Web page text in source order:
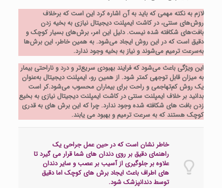
لازم به نکته مهمی که باید به آن اشاره کرد این است که برخلاف
روش‌های سنتی، در کاشت ایمپلنت دیجیتال نیازی به بخیه زدن
بافت‌های شکافته شده نیست. دلیل این امر، برش‌های بسیار کوچک و
دقیق است که در این روش ایجاد می‌شود. به همین خاطر، این برش‌ها
به‌سرعت ترمیم می‌شوند و نیاز به بخیه وجود ندارد.
این ویژگی باعث می‌شود که فرایند بهبودی سریع‌تر و درد و ناراحتی بیمار
به میزان قابل توجهی کمتر شود. از همین رو، ایمپلنت دیجیتال به‌عنوان
یک روش کم‌تهاجمی و راحت برای بیماران محسوب می‌شود.کر است
بدانید بر خلاف ایمپلنت سنتی در کاشت ایمپلنت دیجیتال نیازی به بخیع
زدن بافت های شکافته شده وجود ندارد. چرا که این برش های به قدری
کوچک هستند که به سرعت ترمیم و بهبود می یابند.
خاطر نشان است که در حین عمل جراحی یک
راهنمای دقیق بر روی دندان های شما قرار می گیرد تا
علاوه بر جلوگیری از آسیب بر عصب و سایر دندان
های اطراف باعث ایجاد برش های کوچک اما دقیق
توسط دندانپزشک شود.